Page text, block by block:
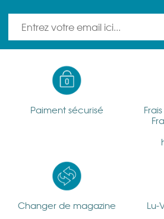
Paiment sécurisé
Changer de magazine Lu-